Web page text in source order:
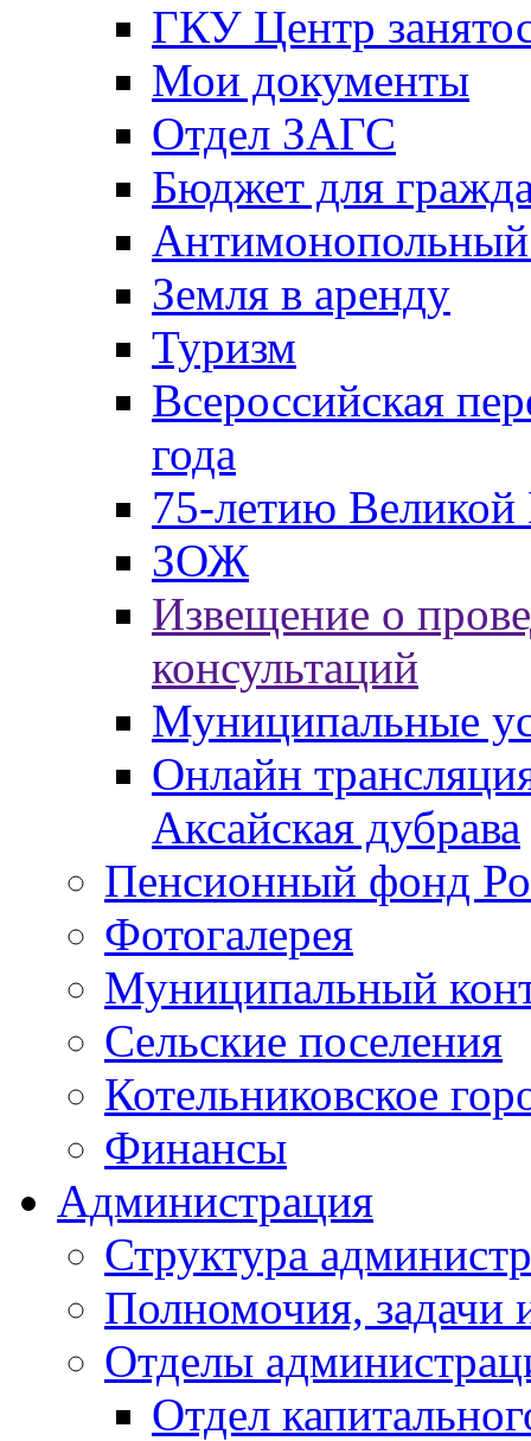
ГКУ Центр
Мои документы
Отдел ЗАГС
Бюджет для
Антимонопольный
Земля в аренду
Туризм
Всероссийская
года
75-летию
ЗОЖ
Извещение о
консультаций
Муниципальные
Онлайн
Аксайская дубрава
Пенсионный фонд
Фотогалерея
Муниципальный
Сельские поселения
Котельниковское
Финансы
Администрация
Структура
Полномочия, задачи
Отделы
Отдел